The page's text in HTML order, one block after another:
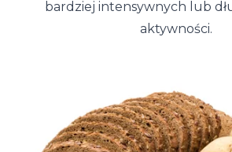
bardziej intensywnych lub
aktywności.